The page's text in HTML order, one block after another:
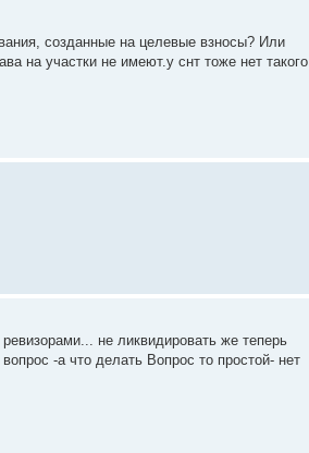
созданные на целевые взносы? Или
на участки не имеют.у снт тоже нет такого
не ликвидировать же теперь
-а что делать Вопрос то простой- нет